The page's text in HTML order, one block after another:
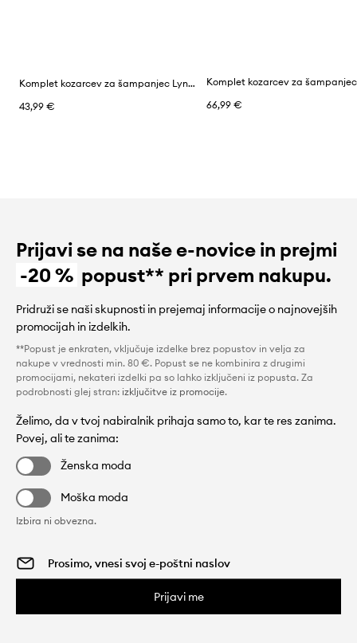
Komplet kozarcev za šampanjec Lyngby Glas Palermo 315 ml 4-pack
43,99 €
66,99 €
Prijavi se na naše e-novice in prejmi
-20 % popust** pri prvem nakupu.
Pridruži se naši skupnosti in prejemaj informacije o najnovejših
promocijah in izdelkih.
**Popust je enkraten, vključuje izdelke brez popustov in velja za
nakupe v vrednosti min. 80 €. Popust se ne kombinira z drugimi
promocijami, nekateri izdelki pa so lahko izključeni iz popusta. Za
podrobnosti glej stran: izključitve iz promocije.
Želimo, da v tvoj nabiralnik prihaja samo to, kar te res zanima.
Povej, ali te zanima:
Ženska moda
Moška moda
Izbira ni obvezna.
Prijavi me